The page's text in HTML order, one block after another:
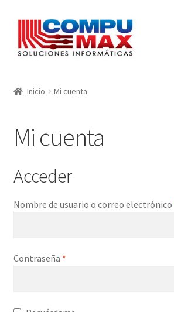
Ir
la
Ir
contenido
Finalizar compra
Mi cuenta
Inicio Mi cuenta
Mi cuenta
Acceder
Nombre de usuario o correo electrónico
Contraseña *Obligatorio